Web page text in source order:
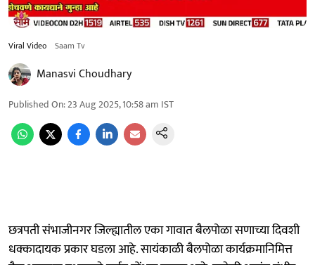
Viral Video Saam Tv
Manasvi Choudhary
Published On:23 Aug 2025, 10:58 am IST
छत्रपती संभाजीनगर जिल्ह्यातील एका गावात बैलपोळा सणाच्या दिवशी
धक्कादायक प्रकार घडला आहे. सायंकाळी बैलपोळा कार्यक्रमानिमित्त